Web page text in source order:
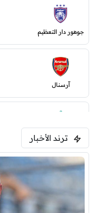
جوهور دار التعظيم
آرسنال
ليفربول
ترند الأخبار